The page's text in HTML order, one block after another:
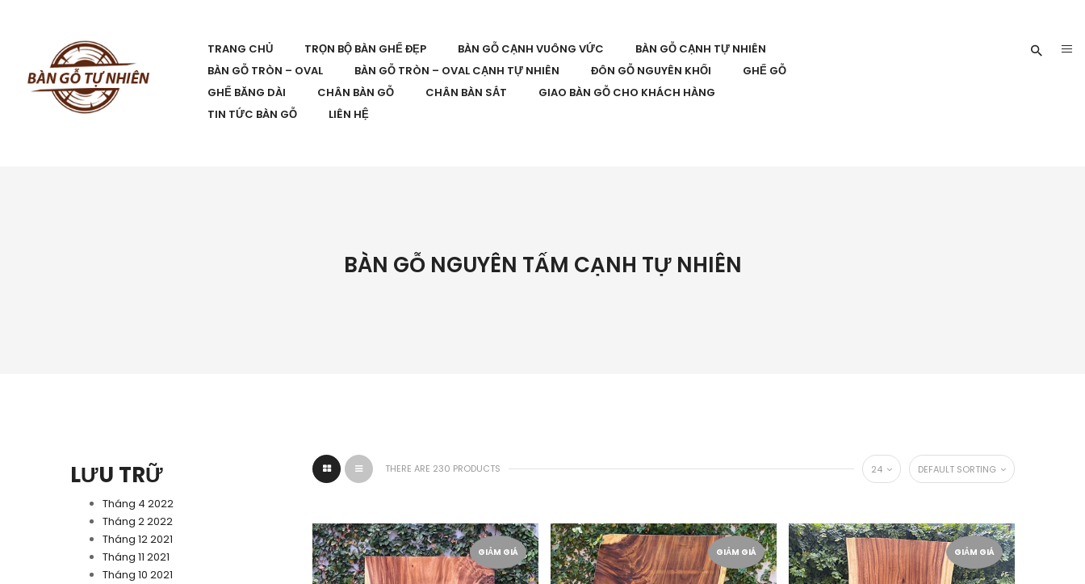
TRANG CHỦ TRỌN BỘ BÀN GHẾ ĐẸP BÀN GỖ CẠNH VUÔNG VỨC
BÀN GỖ CẠNH TỰ NHIÊN
BÀN GỖ TRÒN – OVAL
BÀN GỖ TRÒN – OVAL CẠNH TỰ NHIÊN ĐÔN GỖ NGUYÊN KHỐI
GHẾ GỖ
GHẾ BĂNG DÀI
CHÂN BÀN GỖ CHÂN BÀN SẮT
GIAO BÀN GỖ CHO KHÁCH HÀNG
TIN TỨC BÀN GỖ
LIÊN HỆ
BÀN GỖ NGUYÊN TẤM CẠNH TỰ NHIÊN
LƯU TRỮ
Tháng 4 2022
Tháng 2 2022
Tháng 12 2021
Tháng 11 2021
Tháng 10 2021
THERE ARE 230 PRODUCTS DEFAULT SORTING
24
GIẢM GIÁ GIẢM GIÁ GIẢM GIÁ